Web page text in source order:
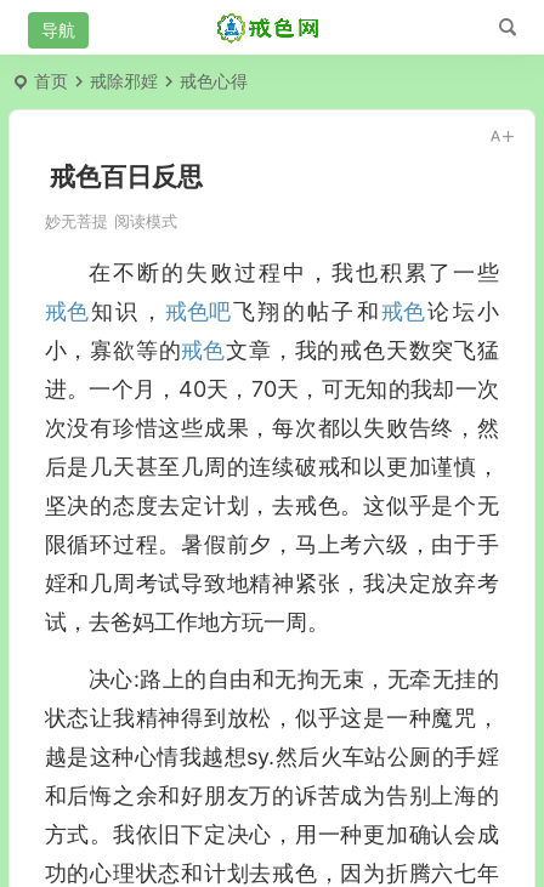
首页 戒除邪婬 戒色心得
戒色百日反思
妙无菩提 阅读模式
在不断的失败过程中，我也积累了一些
戒色知识， 戒色吧飞翔的帖子和戒色论坛小
小，寡欲等的戒色文章，我的戒色天数突飞猛
进。一个月，40天，70天，可无知的我却一次
次没有珍惜这些成果，每次都以失败告终，然
后是几天甚至几周的连续破戒和以更加谨慎，
坚决的态度去定计划，去戒色。这似乎是个无
限循环过程。暑假前夕，马上考六级，由于手
婬和几周考试导致地精神紧张，我决定放弃考
试，去爸妈工作地方玩一周。
决心:路上的自由和无拘无束，无牵无挂的
状态让我精神得到放松，似乎这是一种魔咒，
越是这种心情我越想sy.然后火车站公厕的手婬
和后悔之余和好朋友万的诉苦成为告别上海的
方式。我依旧下定决心，用一种更加确认会成
功的心理状态和计划去戒色，因为折腾六七年